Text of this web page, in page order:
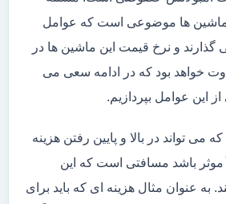
ماشین ها موضوعی است که عوامل
گذارند و نرخ قیمت این ماشین ها در
خواهد بود که در ادامه سعی می
این عوامل بپردازیم.
می تواند در بالا و پایین رفتن هزینه
موثر باشد مسافتی است که این
به عنوان مثال هزینه ای که باید برای